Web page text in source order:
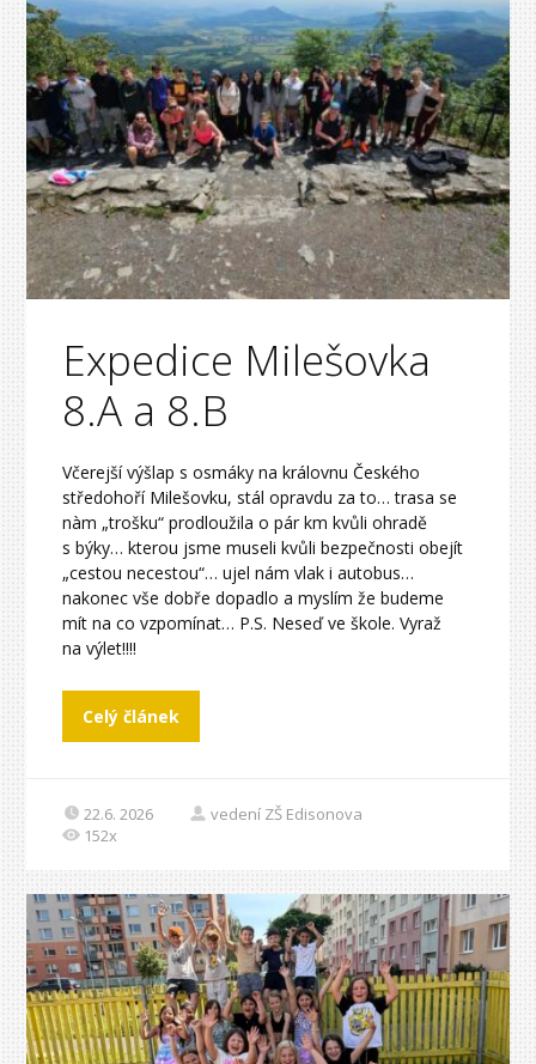
Expedice Milešovka
8.A a 8.B
Včerejší výšlap s osmáky na královnu Českého
středohoří Milešovku, stál opravdu za to… trasa se
nàm „trošku“ prodloužila o pár km kvůli ohradě
s býky… kterou jsme museli kvůli bezpečnosti obejít
„cestou necestou“… ujel nám vlak i autobus…
nakonec vše dobře dopadlo a myslím že budeme
mít na co vzpomínat… P.S. Neseď ve škole. Vyraž
na výlet!!!!
Celý článek
22.6. 2026
vedení ZŠ Edisonova
152x